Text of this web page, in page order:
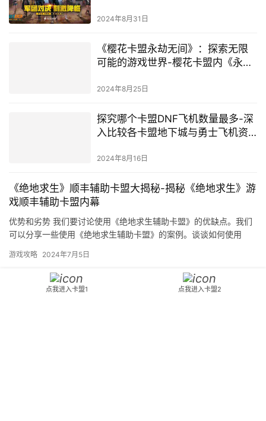
风险
2024年8月31日
《樱花卡盟永劫无间》：探索无限
可能的游戏世界-樱花卡盟内《永劫
2024年8月25日
探究哪个卡盟DNF飞机数量最多-深
入比较各卡盟地下城与勇士飞机资
2024年8月16日
《绝地求生》顺丰辅助卡盟大揭秘-揭秘《绝地求生》游
戏顺丰辅助卡盟内幕
优势和劣势 我们要讨论使用《绝地求生辅助卡盟》的优缺点。我们
可以分享一些使用《绝地求生辅助卡盟》的案例。谈谈如何使用
游戏攻略 2024年7月5日
揭秘辅助网：绝地求生国际服挂件
点我进入卡盟1 点我进入卡盟2